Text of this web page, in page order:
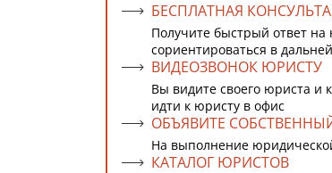
БЕСПЛАТНАЯ
Получите быстрый ответ
сориентироваться в
ВИДЕОЗВОНОК ЮРИСТУ
Вы видите своего юриста и
идти к юристу в офис
ОБЪЯВИТЕ
На выполнение
КАТАЛОГ ЮРИСТОВ